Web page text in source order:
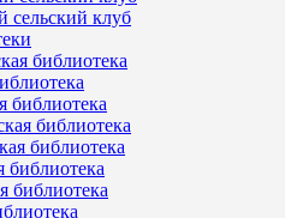
сельский клуб
библиотека
библиотека
библиотека
библиотека
библиотека
библиотека